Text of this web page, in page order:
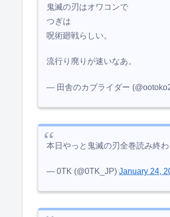
鬼滅の刃はオワコンで
つぎは
呪術廻戦らしい。
流行り廃りが速いなあ。
— 田舎のカブライダー
本日やっと鬼滅の刃全巻読み終
— 0TK (@0TK_JP) January 24,